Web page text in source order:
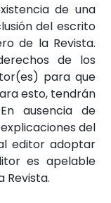
de una
del escrito
de la Revista.
de los
para que
esto, tendrán
ausencia de
del
editor adoptar
es apelable
Revista.